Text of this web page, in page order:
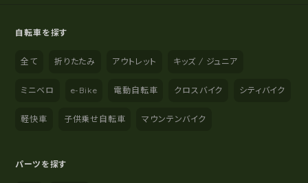
自転車を探す
全て 折りたたみ アウトレット キッズ / ジュニア
ミニベロ e-Bike 電動自転車 クロスバイク シティバイク
軽快車 子供乗せ自転車 マウンテンバイク
パーツを探す